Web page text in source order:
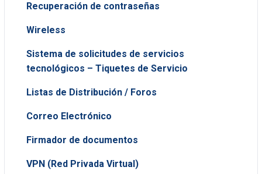
Recuperación de contraseñas
Wireless
Sistema de solicitudes de servicios
tecnológicos – Tiquetes de Servicio
Listas de Distribución / Foros
Correo Electrónico
Firmador de documentos
VPN (Red Privada Virtual)